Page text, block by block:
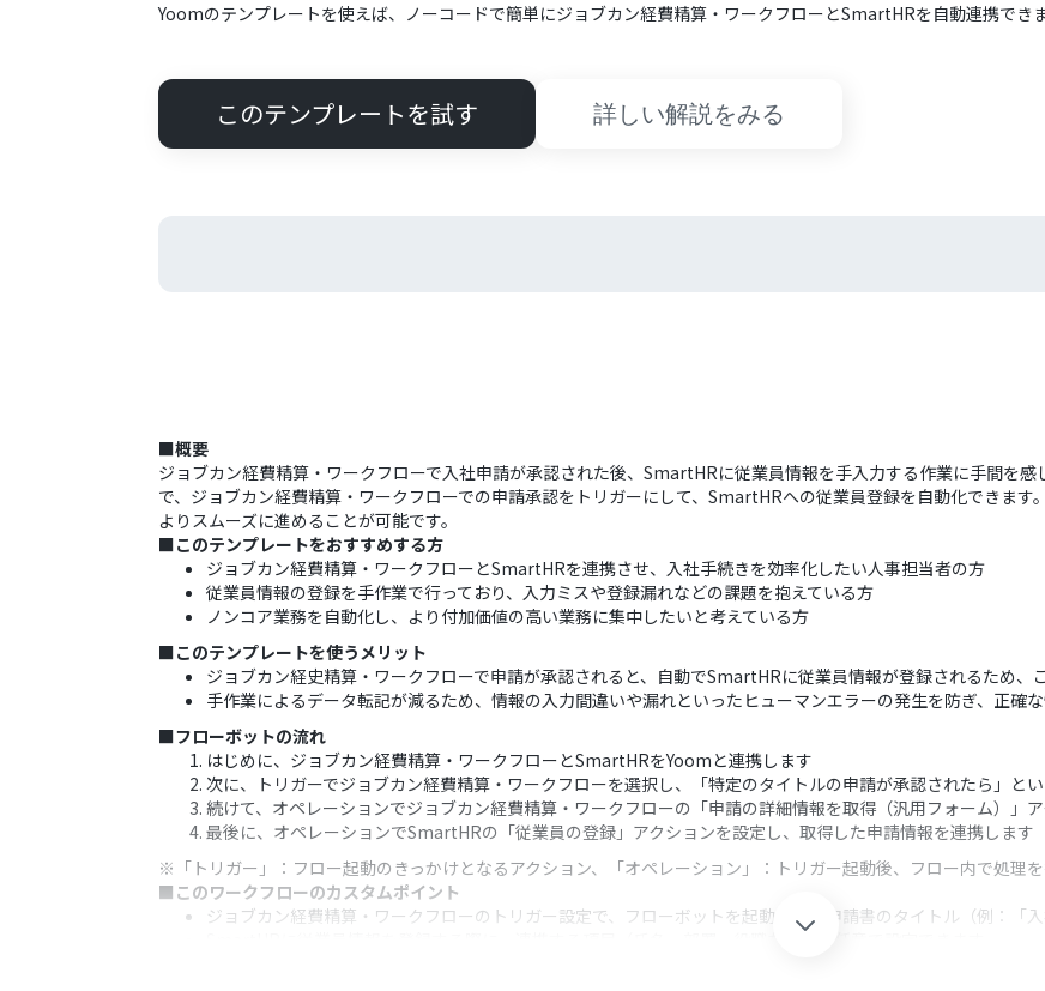
Yoomのテンプレートを使えば、ノーコードで簡単にジョブカン経費精算・ワークフローとSmartHRを自動連携できま
このテンプレートを試す 詳しい解説をみる
■概要
ジョブカン経費精算・ワークフローで入社申請が承認された後、SmartHRに従業員情報を手入力する作業に手間を
で、ジョブカン経費精算・ワークフローでの申請承認をトリガーにして、SmartHRへの従業員登録を自動化できま
よりスムーズに進めることが可能です。
■このテンプレートをおすすめする方
ジョブカン経費精算・ワークフローとSmartHRを連携させ、入社手続きを効率化したい人事担当者の方
従業員情報の登録を手作業で行っており、入力ミスや登録漏れなどの課題を抱えている方
ノンコア業務を自動化し、より付加価値の高い業務に集中したいと考えている方
■このテンプレートを使うメリット
ジョブカン経史精算・ワークフローで申請が承認されると、自動でSmartHRに従業員情報が登録されるため、
手作業によるデータ転記が減るため、情報の入力間違いや漏れといったヒューマンエラーの発生を防ぎ、正確
■フローボットの流れ
はじめに、ジョブカン経費精算・ワークフローとSmartHRをYoomと連携します
次に、トリガーでジョブカン経費精算・ワークフローを選択し、「特定のタイトルの申請が承認されたら」と
続けて、オペレーションでジョブカン経費精算・ワークフローの「申請の詳細情報を取得（汎用フォーム）」
最後に、オペレーションでSmartHRの「従業員の登録」アクションを設定し、取得した申請情報を連携します
※「トリガー」：フロー起動のきっかけとなるアクション、「オペレーション」：トリガー起動後、フロー内で処理
■このワークフローのカスタムポイント
ジョブカン経費精算・ワークフローのトリガー設定で、フローボットを起動させる申請書のタイトル（例：「